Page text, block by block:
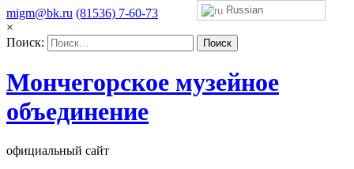
migm@bk.ru (81536) 7-60-73
×
Поиск:
Мончегорское музейное
объединение
официальный сайт
Russian